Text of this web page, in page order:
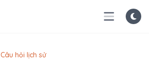
Câu hỏi lịch sử